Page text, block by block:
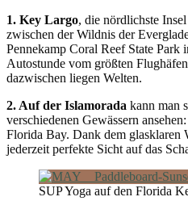
1. Key Largo, die nördlichste
zwischen der Wildnis der
Pennekamp Coral Reef State Park
Autostunde vom größten
dazwischen liegen Welten.
2. Auf der Islamorada kann man
verschiedenen Gewässern
Florida Bay. Dank dem glasklaren
jederzeit perfekte Sicht auf das
SUP Yoga auf den Florida